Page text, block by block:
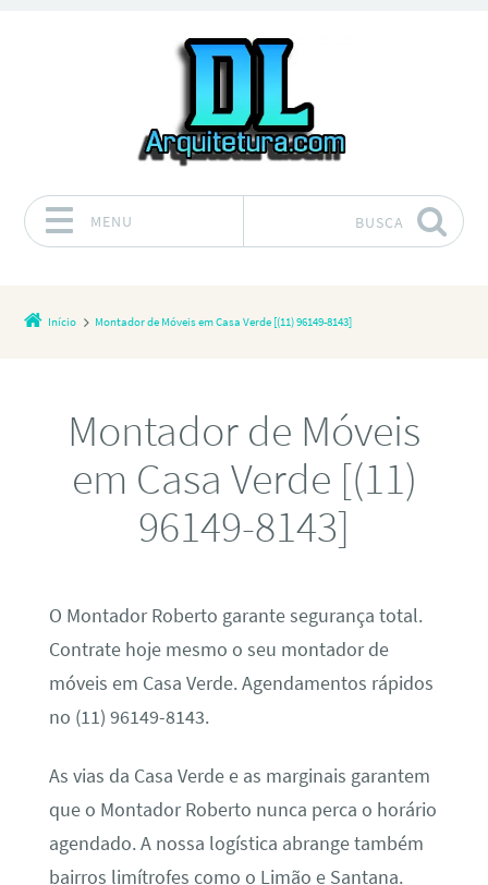
MENU BUSCA
Início Montador de Móveis em Casa Verde [(11) 96149-8143]
Montador de Móveis
em Casa Verde [(11)
96149-8143]
O Montador Roberto garante segurança total.
Contrate hoje mesmo o seu montador de
móveis em Casa Verde. Agendamentos rápidos
no (11) 96149-8143.
As vias da Casa Verde e as marginais garantem
que o Montador Roberto nunca perca o horário
agendado. A nossa logística abrange também
bairros limítrofes como o Limão e Santana.